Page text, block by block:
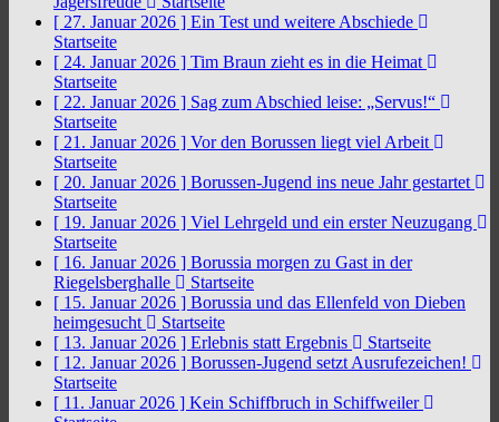
[ 27. Januar 2026 ] Ein Test und weitere Abschiede
Startseite
[ 24. Januar 2026 ] Tim Braun zieht es in die Heimat
Startseite
[ 22. Januar 2026 ] Sag zum Abschied leise: „Servus!“
Startseite
[ 21. Januar 2026 ] Vor den Borussen liegt viel Arbeit
Startseite
[ 20. Januar 2026 ] Borussen-Jugend ins neue Jahr gestartet
Startseite
[ 19. Januar 2026 ] Viel Lehrgeld und ein erster Neuzugang
Startseite
[ 16. Januar 2026 ] Borussia morgen zu Gast in der
Riegelsberghalle
Startseite
[ 15. Januar 2026 ] Borussia und das Ellenfeld von Dieben
heimgesucht
Startseite
[ 13. Januar 2026 ] Erlebnis statt Ergebnis
Startseite
[ 12. Januar 2026 ] Borussen-Jugend setzt Ausrufezeichen!
Startseite
[ 11. Januar 2026 ] Kein Schiffbruch in Schiffweiler